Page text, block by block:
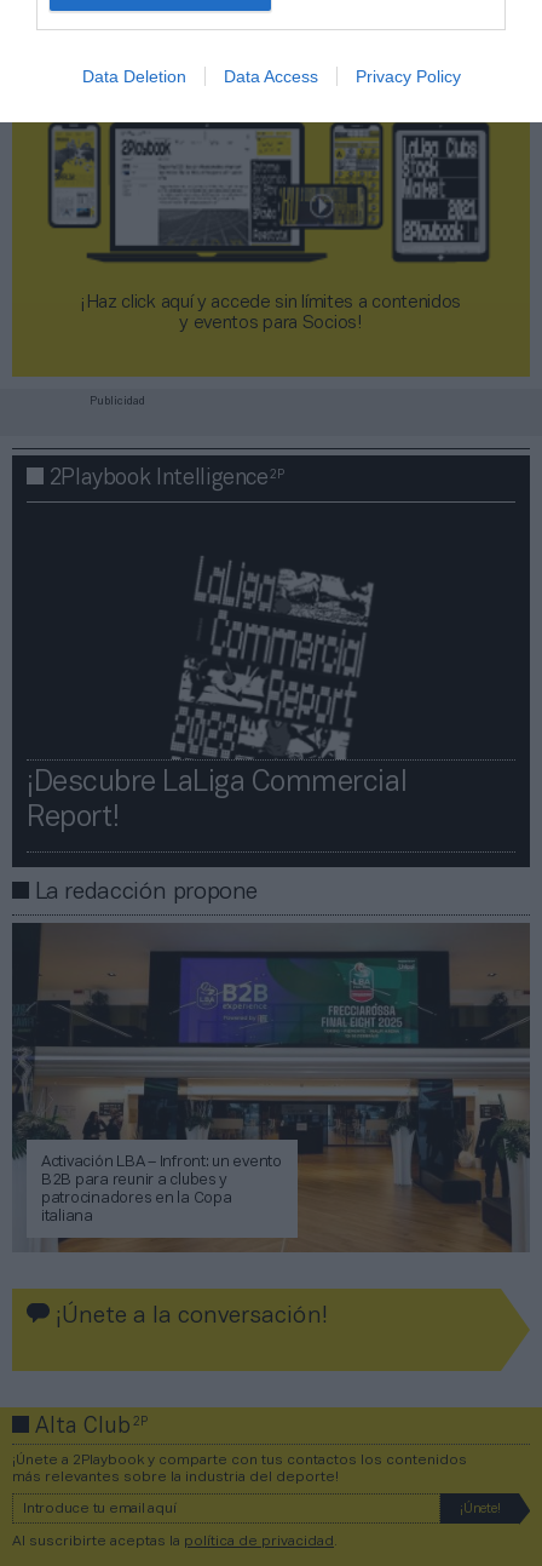
Data Deletion Data Access Privacy Policy
¡Haz click aquí y accede sin límites a contenidos
y eventos para Socios!​​​​​​​
Publicidad
2Playbook Intelligence2P
¡Descubre LaLiga Commercial
Report!​​
La redacción propone
Activación LBA – Infront: un evento
B2B para reunir a clubes y
patrocinadores en la Copa
italiana
¡Únete a la conversación!
Alta Club2P
¡Únete a 2Playbook y comparte con tus contactos los contenidos
más relevantes sobre la industria del deporte!
Al suscribirte aceptas la política de privacidad .